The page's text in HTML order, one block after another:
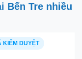
Bến Tre nhiều
KIỂM DUYỆT